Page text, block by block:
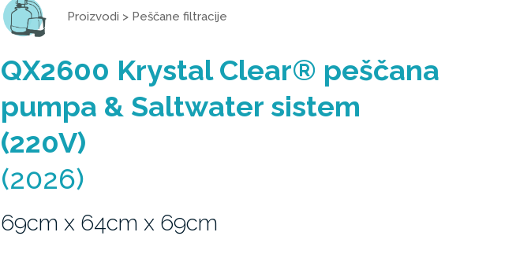
Proizvodi > Peščane filtracije
QX2600 Krystal Clear® peščana
pumpa & Saltwater sistem
(220V)
(2026)
69cm x 64cm x 69cm